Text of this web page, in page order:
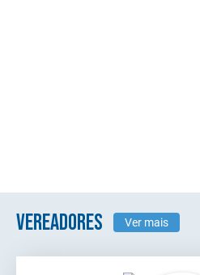
VEREADORES Ver mais